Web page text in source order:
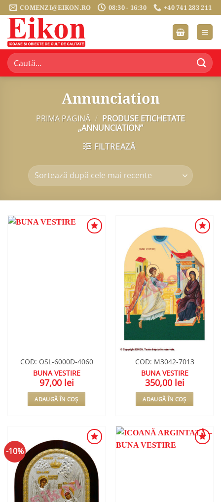
Sari
la
conținut
COMENZI@EIKON.RO 08:30 - 16:30 +40 741 283 211
Caută
după:
Annunciation
PRIMA PAGINĂ / PRODUSE ETICHETATE
„ANNUNCIATION”
FILTREAZĂ
COD: OSL-6000D-4060
BUNA VESTIRE
97,00 lei
ADAUGĂ ÎN COȘ
ADAUGA
ÎN
WISHLIST
COD: M3042-7013
BUNA VESTIRE
350,00 lei
ADAUGĂ ÎN COȘ
-10%
ADAUGA
ÎN
WISHLIST